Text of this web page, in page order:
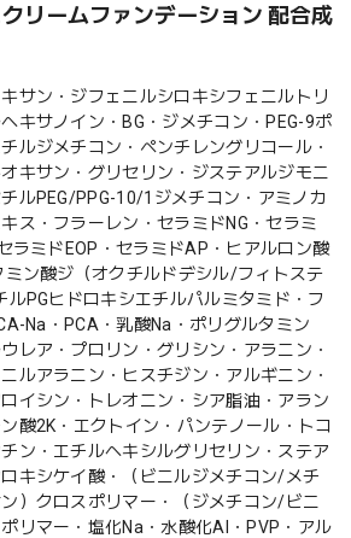
リームファンデーション 配合成
サン・ジフェニルシロキシフェニルトリ
キサノイン・BG・ジメチコン・PEG-9ポ
ルジメチコン・ペンチレングリコール・
キサン・グリセリン・ジステアルジモニ
ルPEG/PPG-10/1ジメチコン・アミノカ
ス・フラーレン・セラミドNG・セラミ
ラミドEOP・セラミドAP・ヒアルロン酸
ン酸ジ（オクチルドデシル/フィトステ
PGヒドロキシエチルパルミタミド・フ
Na・PCA・乳酸Na・ポリグルタミン
レア・プロリン・グリシン・アラニン・
ルアラニン・ヒスチジン・アルギニン・
イシン・トレオニン・シア脂油・アラン
酸2K・エクトイン・パンテノール・トコ
ン・エチルヘキシルグリセリン・ステア
キシケイ酸・（ビニルジメチコン/メチ
）クロスポリマー・（ジメチコン/ビニ
リマー・塩化Na・水酸化Al・PVP・アル